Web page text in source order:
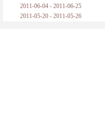
2011-06-04 - 2011-06-25
2011-05-20 - 2011-05-26